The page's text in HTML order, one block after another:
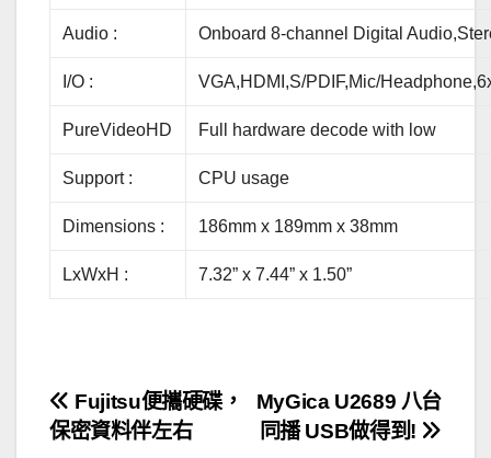
Audio : Onboard 8-channel Digital
I/O : VGA,HDMI,S/PDIF,Mic/
PureVideoHD Full hardware decode with low
Support : CPU usage
Dimensions : 186mm x 189mm x 38mm
LxWxH : 7.32” x 7.44” x 1.50”
文
MyGica U2689 八台
同播 USB做得到!
Fujitsu便攜硬碟，
保密資料伴左右